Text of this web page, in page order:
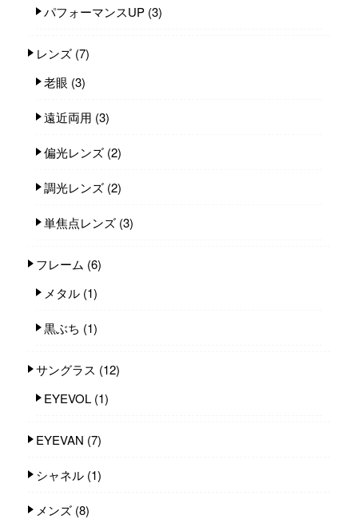
パフォーマンスUP (3)
レンズ (7)
老眼 (3)
遠近両用 (3)
偏光レンズ (2)
調光レンズ (2)
単焦点レンズ (3)
フレーム (6)
メタル (1)
黒ぶち (1)
サングラス (12)
EYEVOL (1)
EYEVAN (7)
シャネル (1)
メンズ (8)